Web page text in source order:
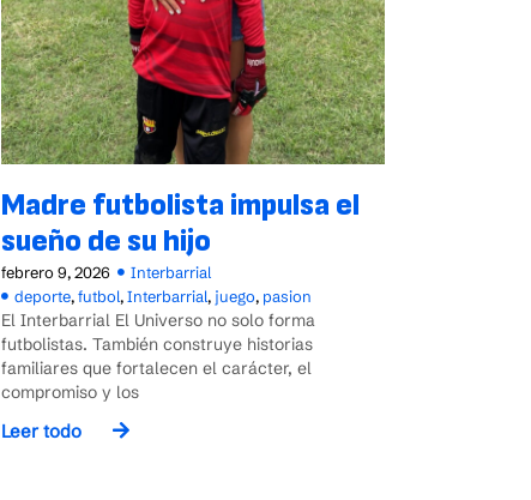
Madre futbolista impulsa el
sueño de su hijo
febrero 9, 2026
Interbarrial
deporte,futbol,Interbarrial, juego, pasion
El Interbarrial El Universo no solo forma
futbolistas. También construye historias
familiares que fortalecen el carácter, el
compromiso y los
Leer todo